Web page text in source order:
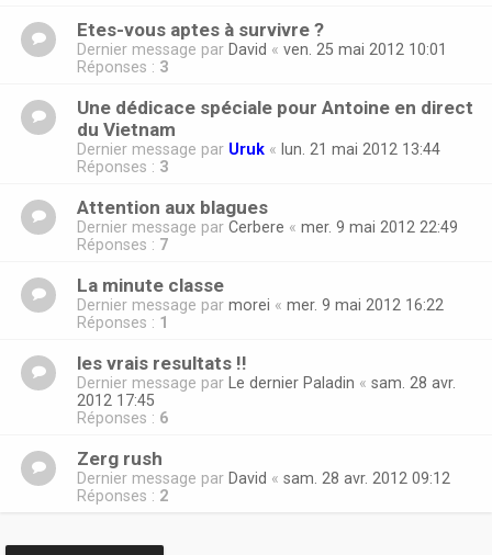
Etes-vous aptes à survivre ?
Dernier message par David « ven. 25 mai 2012 10:01
Réponses : 3
Une dédicace spéciale pour Antoine en direct
du Vietnam
Dernier message par Uruk « lun. 21 mai 2012 13:44
Réponses : 3
Attention aux blagues
Dernier message par Cerbere « mer. 9 mai 2012 22:49
Réponses : 7
La minute classe
Dernier message par morei « mer. 9 mai 2012 16:22
Réponses : 1
les vrais resultats !!
Dernier message par Le dernier Paladin « sam. 28 avr.
2012 17:45
Réponses : 6
Zerg rush
Dernier message par David « sam. 28 avr. 2012 09:12
Réponses : 2